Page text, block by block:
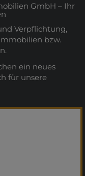
GmbH – Ihr
Verpflichtung,
bzw.
ein neues
für unsere